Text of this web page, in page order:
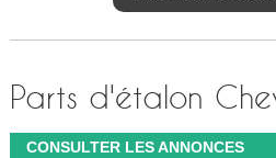
Parts d'étalon
CONSULTER LES ANNONCES